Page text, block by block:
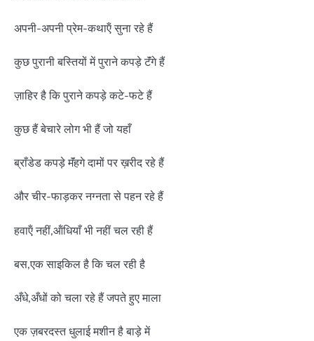
अपनी-अपनी प्रेम-कथाऍं सुना रहे हैं
कुछ पुरानी बस्तियों में पुराने कपड़े टॅंगे हैं
ज़ाहिर है कि पुराने कपड़े कटे-फटे हैं
कुछ हैं बेचारे लोग भी हैं जो यहाँ
ब्राँडेड कपड़े मॅंहगे दामों पर ख़रीद रहे हैं
और चीर-फाड़कर नग्नता से पहन रहे हैं
हवाऍं नहीं,ऑंधियाँ भी नहीं चल रही हैं
बस,एक साइकिल है कि चल रही है
अँधे,अँधों को चला रहे हैं जपते हुए माला
एक ज़बरदस्त धुलाई मशीन है बाड़े में